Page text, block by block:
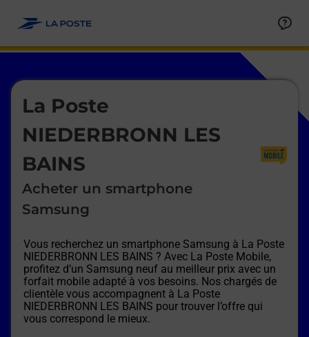
La Poste
NIEDERBRONN LES
BAINS
Acheter un smartphone
Samsung
Vous recherchez un smartphone Samsung à La Poste
NIEDERBRONN LES BAINS ? Avec La Poste Mobile,
profitez d’un Samsung neuf au meilleur prix avec un
forfait mobile adapté à vos besoins. Nos chargés de
clientèle vous accompagnent à La Poste
NIEDERBRONN LES BAINS pour trouver l’offre qui
vous correspond le mieux.
Le lien s'ouvre dans un nouvel onglet